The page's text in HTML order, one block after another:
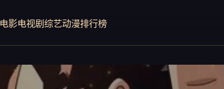
电影电视剧综艺动漫排行榜